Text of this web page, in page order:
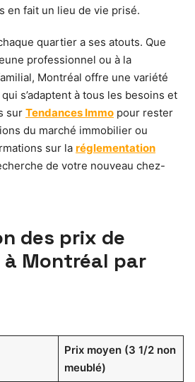
en fait un lieu de vie prisé.
quartier a ses atouts. Que
professionnel ou à la
Montréal offre une variété
s’adaptent à tous les besoins et
sur Tendances Immo pour rester
du marché immobilier ou
sur la réglementation
de votre nouveau chez-
des prix de
à Montréal par
Prix moyen (3 1/2 non
meublé)